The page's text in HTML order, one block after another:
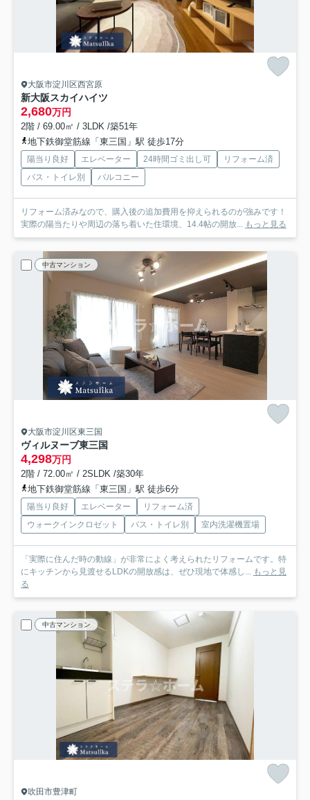
大阪市淀川区西宮原
新大阪スカイハイツ
2,680万円
2階 / 69.00㎡ / 3LDK /築51年
地下鉄御堂筋線「東三国」駅 徒歩17分
陽当り良好 エレベーター 24時間ゴミ出し可
リフォーム済
バス・トイレ別
バルコニー
リフォーム済みなので、購入後の追加費用を抑えられるのが強みです！
実際の陽当たりや周辺の落ち着いた住環境、14.4帖の開放... もっと見る
中古マンション
大阪市淀川区東三国
ヴィルヌーブ東三国
4,298万円
2階 / 72.00㎡ / 2SLDK /築30年
地下鉄御堂筋線「東三国」駅 徒歩6分
陽当り良好 エレベーター
リフォーム済
ウォークインクロゼット
バス・トイレ別 室内洗濯機置場
「実際に住んだ時の動線」が非常によく考えられたリフォームです。特
にキッチンから見渡せるLDKの開放感は、ぜひ現地で体感し... もっと見
る
中古マンション
吹田市豊津町